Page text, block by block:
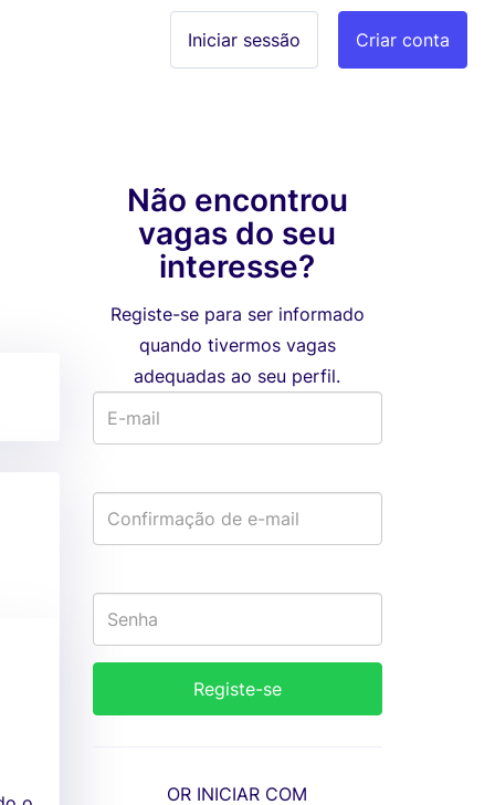
Criar conta
Iniciar sessão
Não encontrou
vagas do seu
interesse?
Registe-se para ser informado
quando tivermos vagas
adequadas ao seu perfil.
OR INICIAR COM